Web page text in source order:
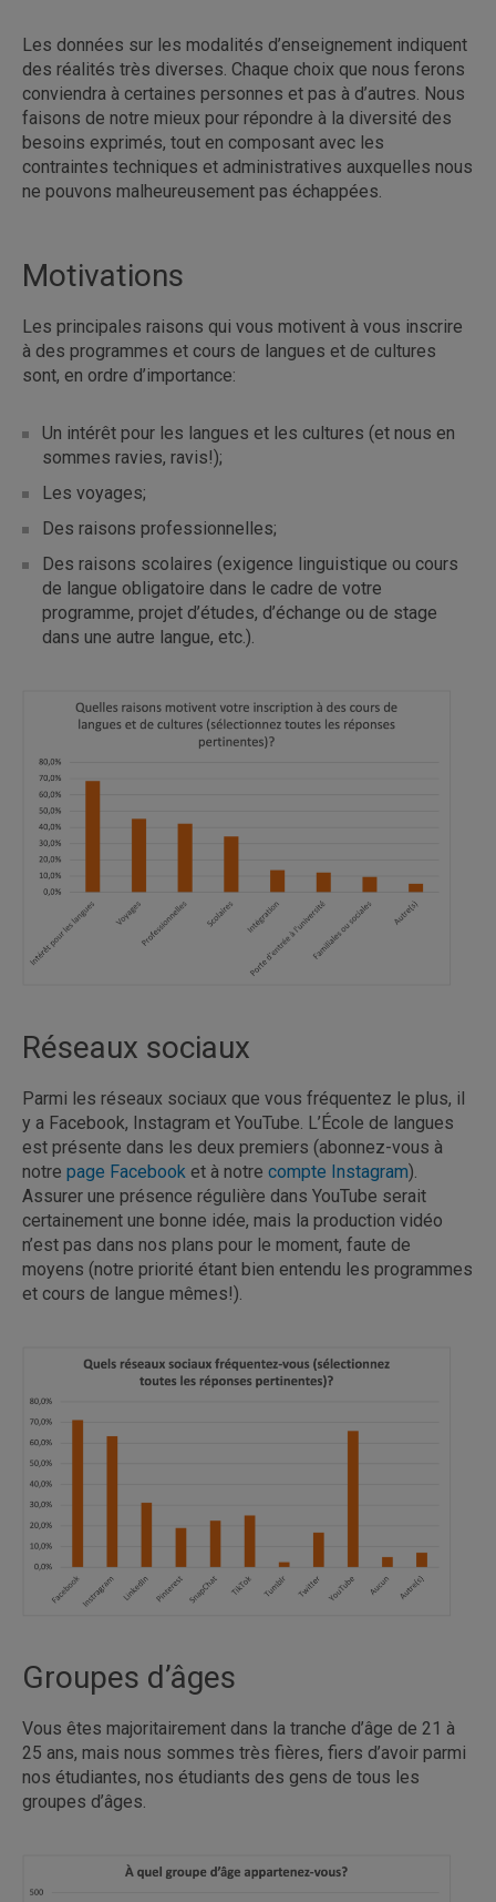
Les données sur les modalités d’enseignement indiquent
des réalités très diverses. Chaque choix que nous ferons
conviendra à certaines personnes et pas à d’autres. Nous
faisons de notre mieux pour répondre à la diversité des
besoins exprimés, tout en composant avec les
contraintes techniques et administratives auxquelles nous
ne pouvons malheureusement pas échappées.
Motivations
Les principales raisons qui vous motivent à vous inscrire
à des programmes et cours de langues et de cultures
sont, en ordre d’importance:
Un intérêt pour les langues et les cultures (et nous en
sommes ravies, ravis!);
Les voyages;
Des raisons professionnelles;
Des raisons scolaires (exigence linguistique ou cours
de langue obligatoire dans le cadre de votre
programme, projet d’études, d’échange ou de stage
dans une autre langue, etc.).
Réseaux sociaux
Parmi les réseaux sociaux que vous fréquentez le plus, il
y a Facebook, Instagram et YouTube. L’École de langues
est présente dans les deux premiers (abonnez-vous à
notre page Facebook et à notre compte Instagram).
Assurer une présence régulière dans YouTube serait
certainement une bonne idée, mais la production vidéo
n’est pas dans nos plans pour le moment, faute de
moyens (notre priorité étant bien entendu les programmes
et cours de langue mêmes!).
Groupes d’âges
Vous êtes majoritairement dans la tranche d’âge de 21 à
25 ans, mais nous sommes très fières, fiers d’avoir parmi
nos étudiantes, nos étudiants des gens de tous les
groupes d’âges.